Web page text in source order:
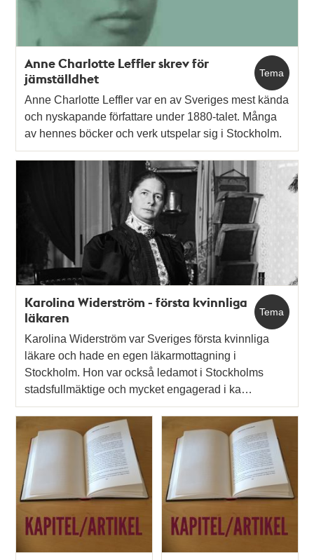
Tema
Anne Charlotte Leffler skrev för
jämställdhet
Anne Charlotte Leffler var en av Sveriges mest kända
och nyskapande författare under 1880-talet. Många
av hennes böcker och verk utspelar sig i Stockholm.
Tema
Karolina Widerström - första kvinnliga
läkaren
Karolina Widerström var Sveriges första kvinnliga
läkare och hade en egen läkarmottagning i
Stockholm. Hon var också ledamot i Stockholms
stadsfullmäktige och mycket engagerad i ka…